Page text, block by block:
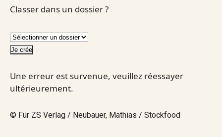
Classer dans un dossier ?
Je crée
Une erreur est survenue, veuillez réessayer
ultérieurement.
© Für ZS Verlag / Neubauer, Mathias / Stockfood